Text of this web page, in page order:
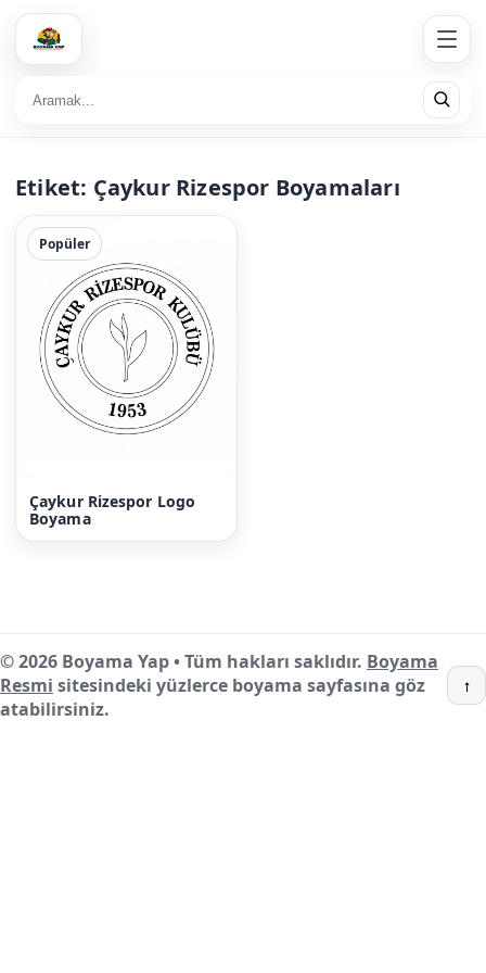
Etiket: Çaykur Rizespor Boyamaları
Popüler
Çaykur Rizespor Logo
Boyama
© 2026 Boyama Yap • Tüm hakları saklıdır. Boyama
Resmi sitesindeki yüzlerce boyama sayfasına göz
atabilirsiniz.
↑